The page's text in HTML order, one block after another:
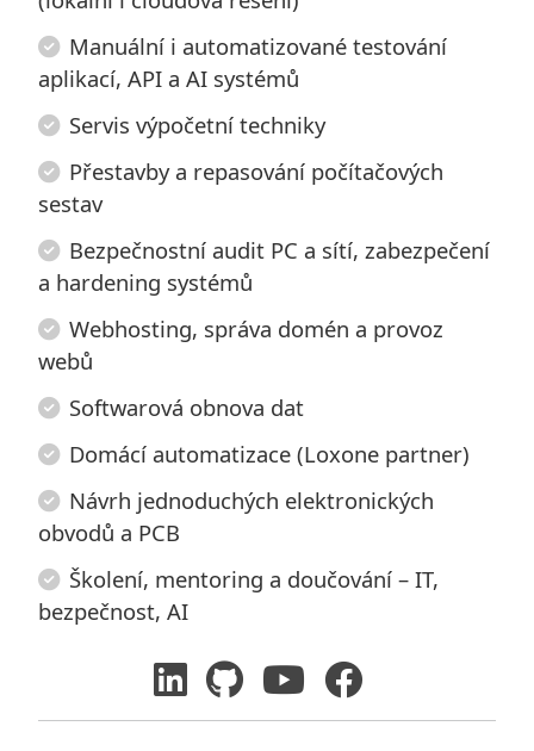
Manuální i automatizované testování
aplikací, API a AI systémů
Servis výpočetní techniky
Přestavby a repasování počítačových
sestav
Bezpečnostní audit PC a sítí, zabezpečení
a hardening systémů
Webhosting, správa domén a provoz
webů
Softwarová obnova dat
Domácí automatizace (Loxone partner)
Návrh jednoduchých elektronických
obvodů a PCB
Školení, mentoring a doučování – IT,
bezpečnost, AI